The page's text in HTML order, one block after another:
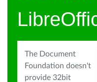
The Document
Foundation doesn't
provide 32bit